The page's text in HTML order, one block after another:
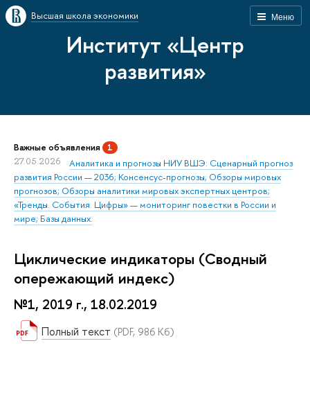
Меню
Высшая школа экономики
Институт «Центр
развития»
Важные объявления 1
27.05.2026
Аналитика и прогнозы НИУ ВШЭ: Сценарный прогноз
развития России — 2036; Консенсус-прогнозы; Обзоры мировых
прогнозов; Обзоры аналитики мировых экспертных центров;
«Тренды. События. Цифры» — мониторинг повестки в России и
мире; Базы данных.
Циклические индикаторы (Сводный
опережающий индекс)
№1, 2019 г., 18.02.2019
Полный текст (PDF, 986 Кб)